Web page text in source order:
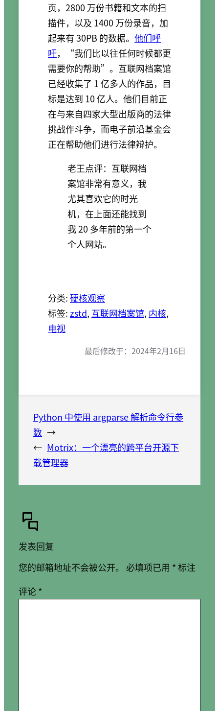
页，2800 万份书籍和文本的扫
描件，以及 1400 万份录音，加
起来有 30PB 的数据。 他们呼
吁，“我们比以往任何时候都更
需要你的帮助”。互联网档案馆
已经收集了 1 亿多人的作品，目
标是达到 10 亿人。他们目前正
在与来自四家大型出版商的法律
挑战作斗争，而电子前沿基金会
正在帮助他们进行法律辩护。
老王点评：互联网档
案馆非常有意义，我
尤其喜欢它的时光
机，在上面还能找到
我 20 多年前的第一个
个人网站。
分类:硬核观察
标签: zstd, 互联网档案馆, 内核
电视
最后修改于： 2024年2月16日
Python 中使用 argparse 解析命令行参
数 →
← Motrix：一个漂亮的跨平台开源下
载管理器
发表回复
您的邮箱地址不会被公开。
必填项已用 *标注
评论*